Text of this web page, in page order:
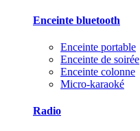
Enceinte bluetooth
Enceinte portable
Enceinte de soirée
Enceinte colonne
Micro-karaoké
Radio